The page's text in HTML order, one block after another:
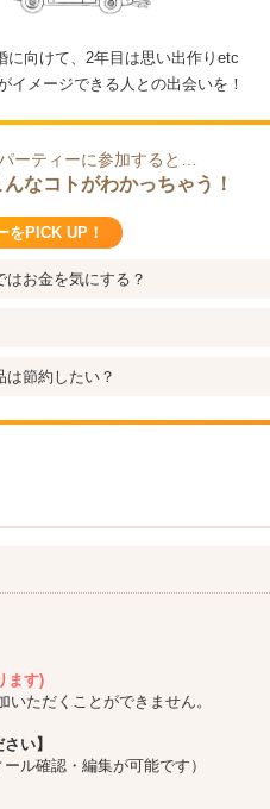
に向けて、2年目は思い出作りetc
イメージできる人との出会いを！
ーティーに参加すると…
なコトがわかっちゃう！
をPICK UP！
はお金を気にする？
節約したい？
ます)
ただくことができません。
い】
ル確認・編集が可能です）